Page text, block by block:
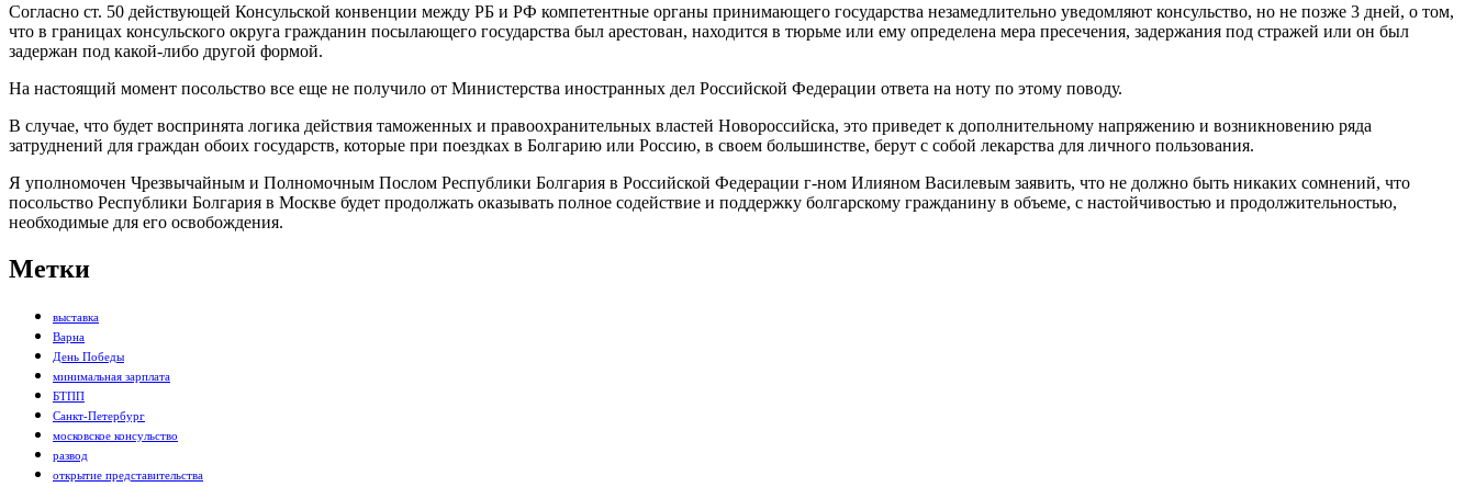
Согласно ст. 50 действующей Консульской конвенции между РБ и РФ компетентные органы принимающего государства незамедлительно уведомляют консульство, но не позже 3 дней, о том,
что в границах консульского округа гражданин посылающего государства был арестован, находится в тюрьме или ему определена мера пресечения, задержания под стражей или он был
задержан под какой-либо другой формой.
На настоящий момент посольство все еще не получило от Министерства иностранных дел Российской Федерации ответа на ноту по этому поводу.
В случае, что будет воспринята логика действия таможенных и правоохранительных властей Новороссийска, это приведет к дополнительному напряжению и возникновению ряда
затруднений для граждан обоих государств, которые при поездках в Болгарию или Россию, в своем большинстве, берут с собой лекарства для личного пользования.
Я уполномочен Чрезвычайным и Полномочным Послом Республики Болгария в Российской Федерации г-ном Илияном Василевым заявить, что не должно быть никаких сомнений, что
посольство Республики Болгария в Москве будет продолжать оказывать полное содействие и поддержку болгарскому гражданину в объеме, с настойчивостью и продолжительностью,
необходимые для его освобождения.
Метки
выставка
Варна
День Победы
минимальная зарплата
БТПП
Санкт-Петербург
московское консульство
развод
открытие представительства